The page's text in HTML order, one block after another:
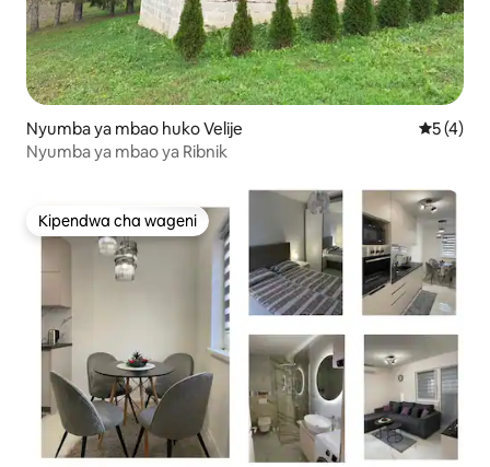
Nyumba ya mbao huko Velije
5 (4)
Nyumba ya mbao ya Ribnik
Kipendwa cha wageni
Kipendwa cha wageni